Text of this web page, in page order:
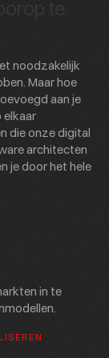
te
noodzakelijk
Maar hoe
aan je
elkaar
die onze digital
architecten
je door het hele
in te